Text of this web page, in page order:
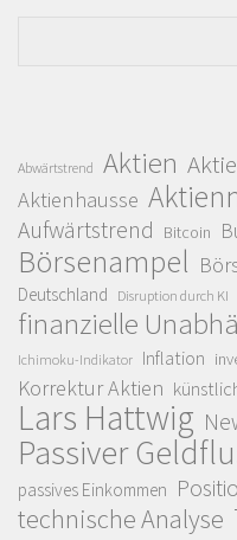
Abwärtstrend Aktien
Aktienhausse
Aufwärtstrend Bitcoin
Börsenampel
Deutschland Disruption durch KI
finanzielle
Ichimoku-Indikator Inflation
Korrektur Aktien
Lars Hattwig
Passiver
passives Einkommen
technische Analyse